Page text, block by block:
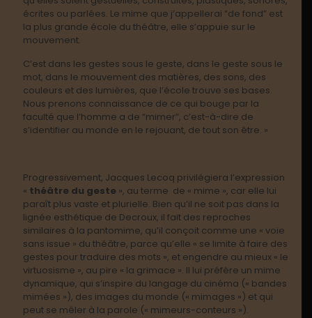
écrites ou parlées. Le mime que j’appellerai “de fond” est
la plus grande école du théâtre, elle s’appuie sur le
mouvement.
C’est dans les gestes sous le geste, dans le geste sous le
mot, dans le mouvement des matières, des sons, des
couleurs et des lumières, que l’école trouve ses bases.
Nous prenons connaissance de ce qui bouge par la
faculté que l’homme a de “mimer”, c’est-à-dire de
s’identifier au monde en le rejouant, de tout son être. »
Progressivement, Jacques Lecoq privilégiera l’expression
« théâtre du geste », au terme de « mime », car elle lui
paraît plus vaste et plurielle. Bien qu’il ne soit pas dans la
lignée esthétique de Decroux, il fait des reproches
similaires à la pantomime, qu’il conçoit comme une « voie
sans issue » du théâtre, parce qu’elle « se limite à faire des
gestes pour traduire des mots », et engendre au mieux « le
virtuosisme », au pire « la grimace ». Il lui préfère un mime
dynamique, qui s’inspire du langage du cinéma (« bandes
mimées »), des images du monde (« mimages ») et qui
peut se mêler à la parole (« mimeurs-conteurs »).